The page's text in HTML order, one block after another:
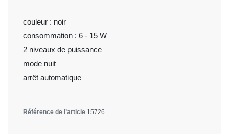
couleur : noir
consommation : 6 - 15 W
2 niveaux de puissance
mode nuit
arrêt automatique
Référence de l’article 15726